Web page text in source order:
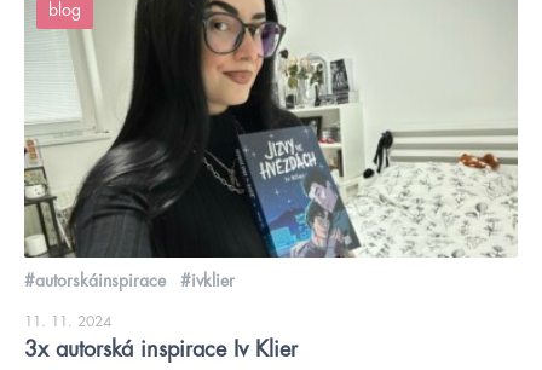
blog
#autorskáinspirace #ivklier
11. 11. 2024
3x autorská inspirace Iv Klier